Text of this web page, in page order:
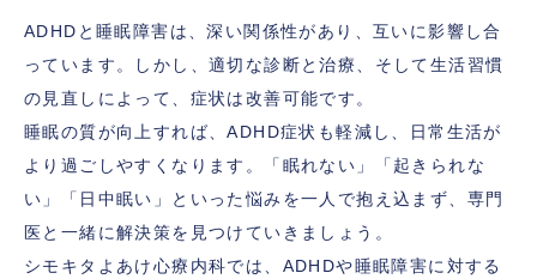
ADHDと睡眠障害は、深い関係性があり、互いに影響し合
っています。しかし、適切な診断と治療、そして生活習慣
の見直しによって、症状は改善可能です。
睡眠の質が向上すれば、ADHD症状も軽減し、日常生活が
より過ごしやすくなります。「眠れない」「起きられな
い」「日中眠い」といった悩みを一人で抱え込まず、専門
医と一緒に解決策を見つけていきましょう。
シモキタよあけ心療内科では、ADHDや睡眠障害に対する